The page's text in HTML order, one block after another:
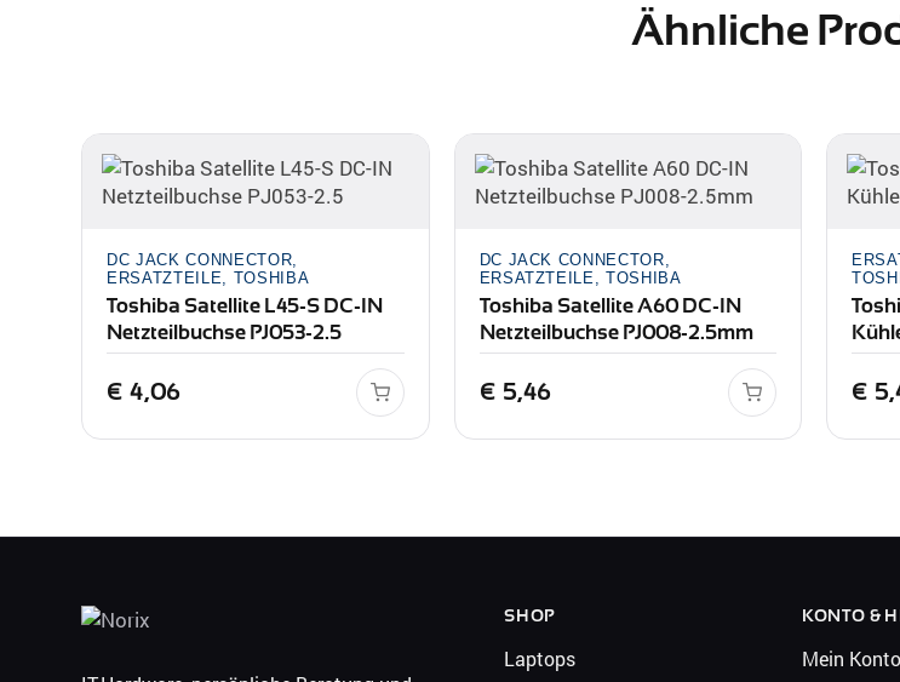
Ähnliche
DC JACK CONNECTOR,
ERSATZTEILE, TOSHIBA
Toshiba Satellite L45-S DC-IN
Netzteilbuchse PJ053-2.5
€ 4,06
DC JACK CONNECTOR,
ERSATZTEILE, TOSHIBA
Toshiba Satellite A60 DC-IN
Netzteilbuchse PJ008-2.5mm
€ 5,46 €
SHOP
Laptops
KONTO &
Mein Konto